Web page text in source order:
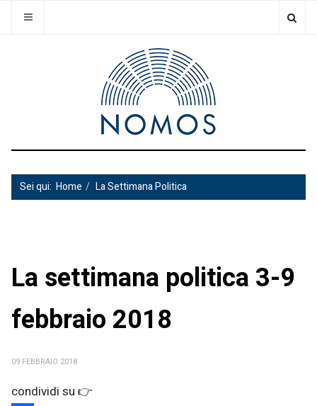
Sei qui: Home La Settimana Politica
La settimana politica 3-9
febbraio 2018
09 FEBBRAIO 2018